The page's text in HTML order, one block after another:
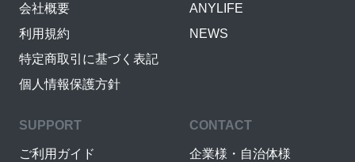
会社概要
利用規約
特定商取引に基づく表記
個人情報保護方針
ANYLIFE
NEWS
SUPPORT
ご利用ガイド
CONTACT
企業様・自治体様